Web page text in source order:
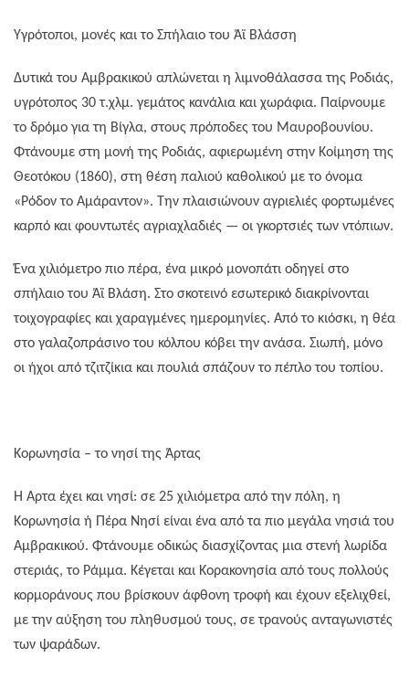
Υγρότοποι, μονές και το Σπήλαιο του Άϊ Βλάσση
Δυτικά του Αμβρακικού απλώνεται η λιμνοθάλασσα της Ροδιάς,
υγρότοπος 30 τ.χλμ. γεμάτος κανάλια και χωράφια. Παίρνουμε
το δρόμο για τη Βίγλα, στους πρόποδες του Μαυροβουνίου.
Φτάνουμε στη μονή της Ροδιάς, αφιερωμένη στην Κοίμηση της
Θεοτόκου (1860), στη θέση παλιού καθολικού με το όνομα
«Ρόδον το Αμάραντον». Την πλαισιώνουν αγριελιές φορτωμένες
καρπό και φουντωτές αγριαχλαδιές — οι γκορτσιές των ντόπιων.
Ένα χιλιόμετρο πιο πέρα, ένα μικρό μονοπάτι οδηγεί στο
σπήλαιο του Άϊ Βλάση. Στο σκοτεινό εσωτερικό διακρίνονται
τοιχογραφίες και χαραγμένες ημερομηνίες. Από το κιόσκι, η θέα
στο γαλαζοπράσινο του κόλπου κόβει την ανάσα. Σιωπή, μόνο
οι ήχοι από τζιτζίκια και πουλιά σπάζουν το πέπλο του τοπίου.
Κορωνησία – το νησί της Άρτας
Η Άρτα έχει και νησί: σε 25 χιλιόμετρα από την πόλη, η
Κορωνησία ή Πέρα Νησί είναι ένα από τα πιο μεγάλα νησιά του
Αμβρακικού. Φτάνουμε οδικώς διασχίζοντας μια στενή λωρίδα
στεριάς, το Ράμμα. Κέγεται και Κορακονησία από τους πολλούς
κορμοράνους που βρίσκουν άφθονη τροφή και έχουν εξελιχθεί,
με την αύξηση του πληθυσμού τους, σε τρανούς ανταγωνιστές
των ψαράδων.